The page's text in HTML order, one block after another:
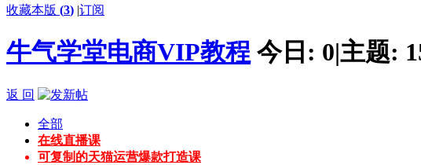
收藏本版 (3) |订阅
牛气学堂电商VIP教程 今日: 0|主题:
返 回
全部
在线直播课
可复制的天猫运营爆款打造课